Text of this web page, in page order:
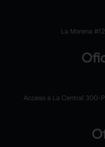
La Morena
Acceso a La Central 300-